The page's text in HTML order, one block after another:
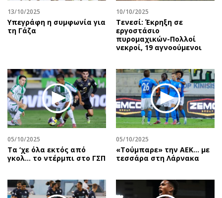
13/10/2025
Υπεγράφη η συμφωνία για
τη Γάζα
10/10/2025
Τενεσί: Έκρηξη σε
εργοστάσιο
πυρομαχικών-Πολλοί
νεκροί, 19 αγνοούμενοι
05/10/2025
Τα ‘χε όλα εκτός από
γκολ… το ντέρμπι στο ΓΣΠ
05/10/2025
«Τούμπαρε» την ΑΕΚ… με
τεσσάρα στη Λάρνακα